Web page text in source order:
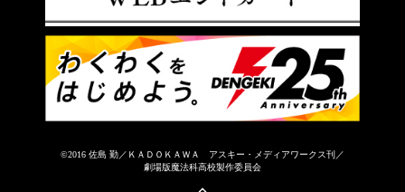
©2016 佐島 勤／ＫＡＤＯＫＡＷＡ アスキー・メディアワークス刊／
劇場版魔法科高校製作委員会